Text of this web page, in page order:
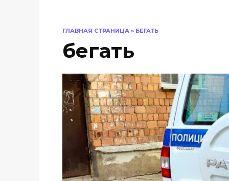
ГЛАВНАЯ СТРАНИЦА » БЕГАТЬ
бегать